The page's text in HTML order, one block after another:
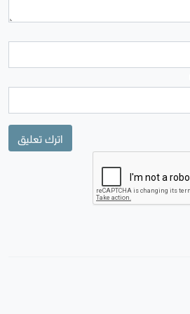
اترك تعليق